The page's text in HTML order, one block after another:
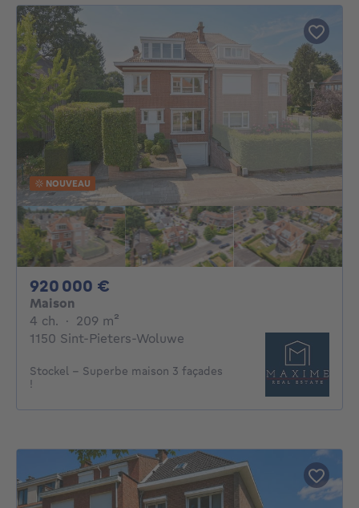
NOUVEAU
920 000 €
Maison
4 ch. 4 chambres
· 209 m²
1150 Sint-Pieters-Woluwe
Stockel - Superbe maison 3 façades
!